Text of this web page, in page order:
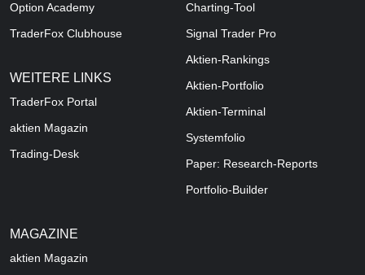
Option Academy
TraderFox Clubhouse
WEITERE LINKS
TraderFox Portal
aktien Magazin
Trading-Desk
Charting-Tool
Signal Trader Pro
Aktien-Rankings
Aktien-Portfolio
Aktien-Terminal
Systemfolio
Paper: Research-Reports
Portfolio-Builder
MAGAZINE
aktien Magazin